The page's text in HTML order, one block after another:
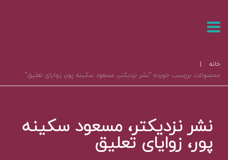
خانه
|
محصولات برچسب خورده “نشر نزدیکتر، مسعود سکینه پور، زوایای تعلیق”
نشر نزدیکتر، مسعود سکینه
پور، زوایای تعلیق